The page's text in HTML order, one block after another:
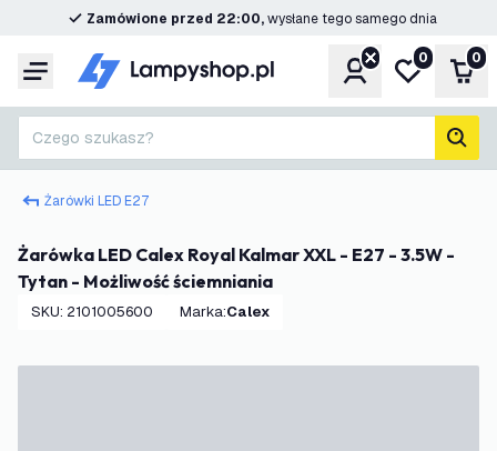
Zamówione przed 22:00,wysłane tego samego dnia
Menu KontoMoja lista
0 0
Czego szukasz?
Żarówki LED E27
Żarówka LED Calex Royal Kalmar XXL - E27 - 3.5W -
Tytan - Możliwość ściemniania
SKU: 2101005600 Marka: Calex